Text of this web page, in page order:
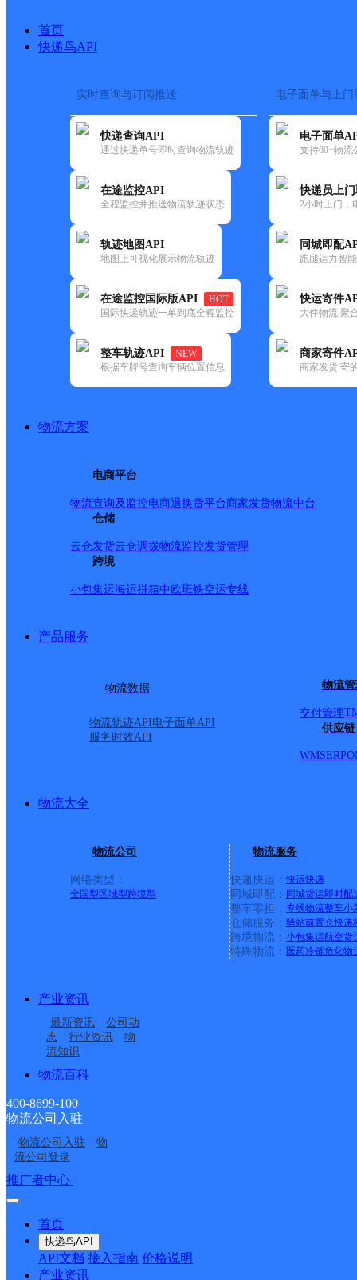
首页
快递鸟API
实时查询与订阅推送
快递查询API
通过快递单号即时查询物流轨迹
在途监控API
全程监控并推送物流轨迹状态
轨迹地图API
地图上可视化展示物流轨迹
在途监控国际版API
HOT
国际快递轨迹一单到底全程监控
整车轨迹API
NEW
根据车牌号查询车辆位置信息
电子面单与上门
电子面单
支持60+物流
快递员上
2小时上门，
同城即配
跑腿运力智
快运寄件
大件物流 聚
商家寄件
商家发货 寄
物流方案
电商平台
物流查询及监控电商退换货平台商家发货物流中台
仓储
云仓发货云仓调拨物流监控发货管理
跨境
小包集运海运拼箱中欧班铁空运专线
产品服务
物流数据
物流轨迹API电子面单API
服务时效API
物流
交付管理
供应链
WMSERP
物流大全
物流公司
网络类型：
全国型 区域型跨境型
物流服务
快递快运： 快运快递
同城即配： 同城货运即时配
整车零担： 专线物流整车小
仓储服务： 驿站前置仓快递
跨境物流： 小包集运航空货
特殊物流： 医药冷链危化物
产业资讯
最新资讯
公司动
态
行业资讯
物
流知识
物流百科
400-8699-100
物流公司入驻
物流公司入驻
物
流公司登录
推广者中心
首页
快递鸟API
API文档 接入指南 价格说明
产业资讯
快运大全 快递时效
邮政
中国邮政集团有限公司安徽省
更新时间：2021-12-03 00:00:00
所属快递：邮政国内
所属区域：安徽省-合肥市-庐江县
网点地址：安徽省合肥市庐江县泥河镇街道
网点负责人：
中国邮政集团有限公司新疆维吾尔自治区叶城县
存分部
合肥庐江县龙桥镇营业
部
UH合肥庐江A
合肥庐江县乡镇营业部
庐江县安徽省白湖监狱
管理分局合作点ID10056
中国邮政集团有限公司
安徽省庐江县石头支局
中国邮政集团有限公司
接口API
API接口 DEMO下载
关于我们